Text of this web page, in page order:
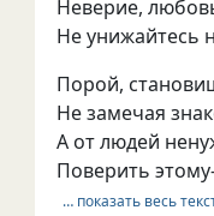
Неверие,
Не унижайтесь
Порой,
Не замечая
А от людей
Поверить
… показать весь